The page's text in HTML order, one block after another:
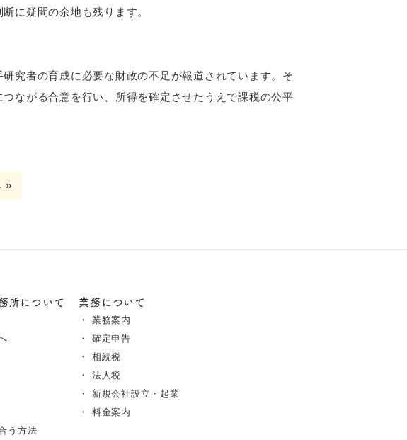
に疑問の余地も残ります。
究者の育成に必要な財政の不足が報道されています。そ
ながる合意を行い、所得を確定させたうえで課税の公平
»
所について
う方法
業務について
業務案内
確定申告
相続税
法人税
新規会社設立・起業
料金案内